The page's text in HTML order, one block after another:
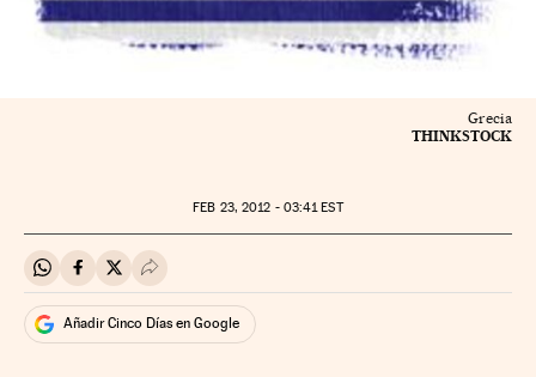
Grecia
THINKSTOCK
FEB 23, 2012 - 03:41 EST
Compartir en Whatsapp
Compartir en Facebook
Compartir en Twitter
Desplegar Redes Sociales
Añadir Cinco Días en Google